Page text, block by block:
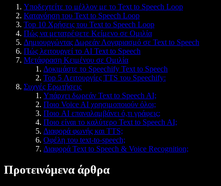
Υποδεχτείτε το μέλλον με το Text to Speech Loop
Κατανόηση του Text to Speech Loop
Top 10 Χρήσεις του Text to Speech Loop
Πώς να μετατρέψετε Κείμενο σε Ομιλία
Δημιουργώντας Δωρεάν Λογαριασμό σε Text to Speech
Πώς λειτουργεί το AI Text to Speech
Μετάφραση Κειμένου σε Ομιλία
Δοκιμάστε το Speechify Text to Speech
Top 5 Λειτουργίες TTS του Speechify:
Συχνές Ερωτήσεις
Υπάρχει δωρεάν Text to Speech AI;
Ποιο Voice AI χρησιμοποιούν όλοι;
Ποιο AI επαναλαμβάνει ό,τι γράφεις;
Ποιο είναι το καλύτερο Text to Speech AI;
Διαφορά φωνής και TTS;
Οφέλη του text-to-speech;
Διαφορά Text to Speech & Voice Recognition;
Προτεινόμενα άρθρα